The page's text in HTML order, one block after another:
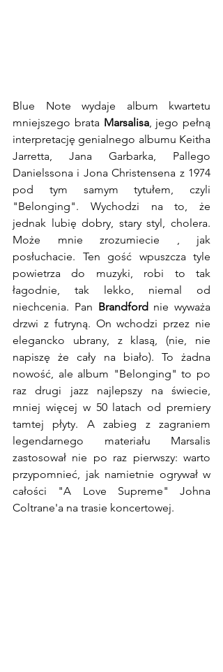
Blue Note wydaje album kwartetu
mniejszego brata Marsalisa, jego pełną
interpretację genialnego albumu Keitha
Jarretta, Jana Garbarka, Pallego
Danielssona i Jona Christensena z 1974
pod tym samym tytułem, czyli
"Belonging". Wychodzi na to, że
jednak lubię dobry, stary styl, cholera.
Może mnie zrozumiecie , jak
posłuchacie. Ten gość wpuszcza tyle
powietrza do muzyki, robi to tak
łagodnie, tak lekko, niemal od
niechcenia. Pan Brandford nie wyważa
drzwi z futryną. On wchodzi przez nie
elegancko ubrany, z klasą, (nie, nie
napiszę że cały na biało). To żadna
nowość, ale album "Belonging" to po
raz drugi jazz najlepszy na świecie,
mniej więcej w 50 latach od premiery
tamtej płyty. A zabieg z zagraniem
legendarnego materiału Marsalis
zastosował nie po raz pierwszy: warto
przypomnieć, jak namietnie ogrywał w
całości "A Love Supreme" Johna
Coltrane'a na trasie koncertowej.